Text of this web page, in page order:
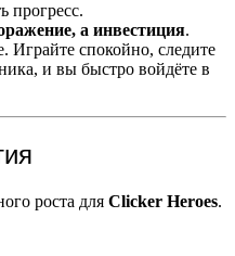
прогресс.
а инвестиция.
Играйте спокойно, следите
и вы быстро войдёте в
роста для Clicker Heroes.